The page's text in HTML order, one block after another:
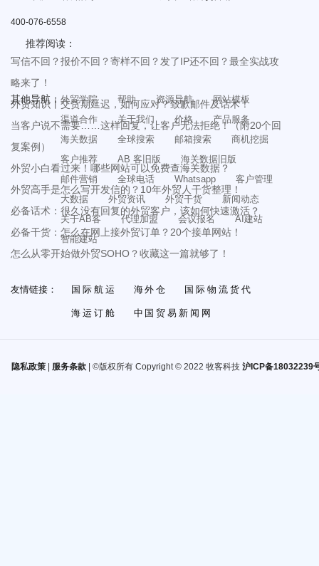
400-076-6558
推荐阅读：
写信不回？报价不回？寄样不回？发了IP还不回？最全实战攻
略来了！
外贸知识丨交货期延迟，如何应对？致歉邮件及话术！
当客户说不需要……这样回复，让客户无法拒绝！（附20个回
复案例）
外贸小白看过来！哪些网站可以免费查海关数据？
外贸高手是怎么写开发信的？10年外贸人干货整理！
必备话术：很久没有回复的外贸客户，该如何快速激活？
必备干货：怎么在网上接外贸订单？20个接单网站！
怎么从零开始做外贸SOHO？收藏这一篇就够了！
其他导航： 外贸学院 帮助 资源导航
网站模板
渠道合作
关于我们 价格
产品服务
海关数据
全球搜索 邮箱搜索
商机挖掘
客户推荐
AB 客旧版
海关数据旧版
邮件营销
全球电话 Whatsapp
客户管理
大数据
外贸资讯 外贸干货
新闻动态
关于AB客
代理加盟 会议报名
AI建站
智能建站
友情链接： 国际航运 海外仓 国际物流货代
海运订舱 中国贸易新闻网
隐私政策| 服务条款| ©版权所有 Copyright © 2022 牧客科技 沪ICP备18032239